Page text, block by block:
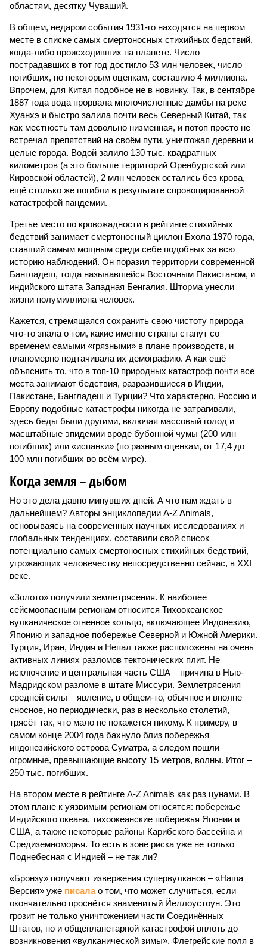
областям, десятку Чуваший.
В общем, недаром события 1931-го находятся на первом
месте в списке самых смертоносных стихийных бедствий,
когда-либо происходивших на планете. Число
пострадавших в тот год достигло 53 млн человек, число
погибших, по некоторым оценкам, составило 4 миллиона.
Впрочем, для Китая подобное не в новинку. Так, в сентябре
1887 года вода прорвала многочисленные дамбы на реке
Хуанхэ и быстро залила почти весь Северный Китай, так
как местность там довольно низменная, и потоп просто не
встречал препятствий на своём пути, уничтожая деревни и
целые города. Водой залило 130 тыс. квадратных
километров (а это больше территорий Оренбургской или
Кировской областей), 2 млн человек остались без крова,
ещё столько же погибли в результате спровоцированной
катастрофой пандемии.
Третье место по кровожадности в рейтинге стихийных
бедствий занимает смертоносный циклон Бхола 1970 года,
ставший самым мощным среди себе подобных за всю
историю наблюдений. Он поразил территории современной
Бангладеш, тогда называвшейся Восточным Пакистаном, и
индийского штата Западная Бенгалия. Шторма унесли
жизни полумиллиона человек.
Кажется, стремящаяся сохранить свою чистоту природа
что-то знала о том, какие именно страны станут со
временем самыми «грязными» в плане производств, и
планомерно подтачивала их демографию. А как ещё
объяснить то, что в топ-10 природных катастроф почти все
места занимают бедствия, разразившиеся в Индии,
Пакистане, Бангладеш и Турции? Что характерно, Россию и
Европу подобные катастрофы никогда не затрагивали,
здесь беды были другими, включая массовый голод и
масштабные эпидемии вроде бубонной чумы (200 млн
погибших) или «испанки» (по разным оценкам, от 17,4 до
100 млн погибших во всём мире).
Когда земля – дыбом
Но это дела давно минувших дней. А что нам ждать в
дальнейшем? Авторы энциклопедии A-Z Animals,
основываясь на современных научных исследованиях и
глобальных тенденциях, составили свой список
потенциально самых смертоносных стихийных бедствий,
угрожающих человечеству непосредственно сейчас, в XXI
веке.
«Золото» получили землетрясения. К наиболее
сейсмоопасным регионам относится Тихоокеанское
вулканическое огненное кольцо, включающее Индонезию,
Японию и западное побережье Северной и Южной Америки.
Турция, Иран, Индия и Непал также расположены на очень
активных линиях разломов тектонических плит. Не
исключение и центральная часть США – причина в Нью-
Мадридском разломе в штате Миссури. Землетрясения
средней силы – явление, в общем-то, обычное и вполне
сносное, но периодически, раз в несколько столетий,
трясёт так, что мало не покажется никому. К примеру, в
самом конце 2004 года бахнуло близ побережья
индонезийского острова Суматра, а следом пошли
огромные, превышающие высоту 15 метров, волны. Итог –
250 тыс. погибших.
На втором месте в рейтинге A-Z Animals как раз цунами. В
этом плане к уязвимым регионам относятся: побережье
Индийского океана, тихо­океанские побережья Японии и
США, а также некоторые районы Карибского бассейна и
Средиземноморья. То есть в зоне риска уже не только
Поднебесная с Индией – не так ли?
«Бронзу» получают извержения супервулканов – «Наша
Версия» уже писалао том, что может случиться, если
окончательно проснётся знаменитый Йеллоустоун. Это
грозит не только уничтожением части Соединённых
Штатов, но и общепланетарной катастрофой вплоть до
возникновения «вулканической зимы». Флегрейские поля в